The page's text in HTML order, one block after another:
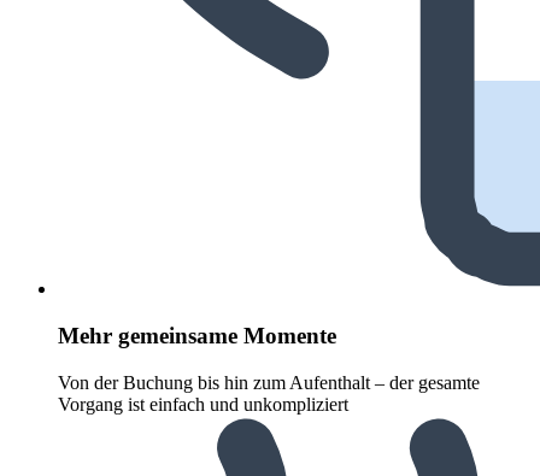
Mehr gemeinsame Momente
Von der Buchung bis hin zum Aufenthalt – der gesamte
Vorgang ist einfach und unkompliziert